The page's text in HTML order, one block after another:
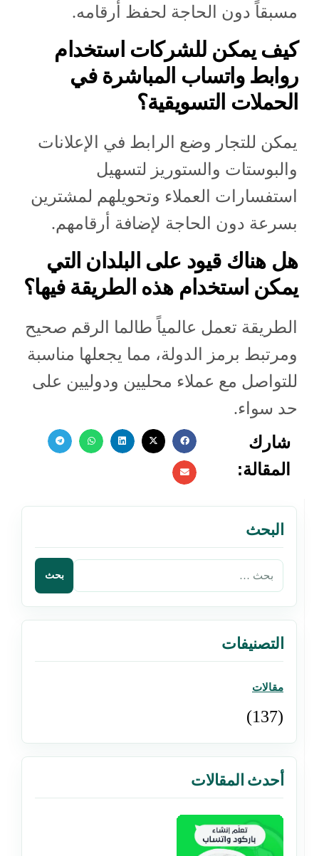
مسبقاً دون الحاجة لحفظ أرقامه.
كيف يمكن للشركات استخدام
روابط واتساب المباشرة في
الحملات التسويقية؟
يمكن للتجار وضع الرابط في الإعلانات
والبوستات والستوريز لتسهيل
استفسارات العملاء وتحويلهم لمشترين
بسرعة دون الحاجة لإضافة أرقامهم.
هل هناك قيود على البلدان التي
يمكن استخدام هذه الطريقة فيها؟
الطريقة تعمل عالمياً طالما الرقم صحيح
ومرتبط برمز الدولة، مما يجعلها مناسبة
للتواصل مع عملاء محليين ودوليين على
حد سواء.
شارك
المقالة:
البحث
التصنيفات
مقالات
(137)
أحدث المقالات